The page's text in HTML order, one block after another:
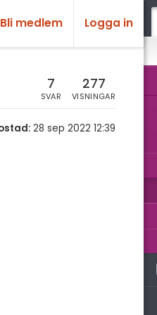
Bli medlem Logga in
7
SVAR
277
VISNINGAR
28 sep 2022 12:39
Alla trådar